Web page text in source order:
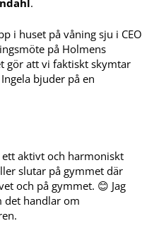
.
i huset på våning sju i CEO
på Holmens
gör att vi faktiskt skymtar
bjuder på en
aktivt och harmoniskt
slutar på gymmet där
och på gymmet. 😊 Jag
det handlar om